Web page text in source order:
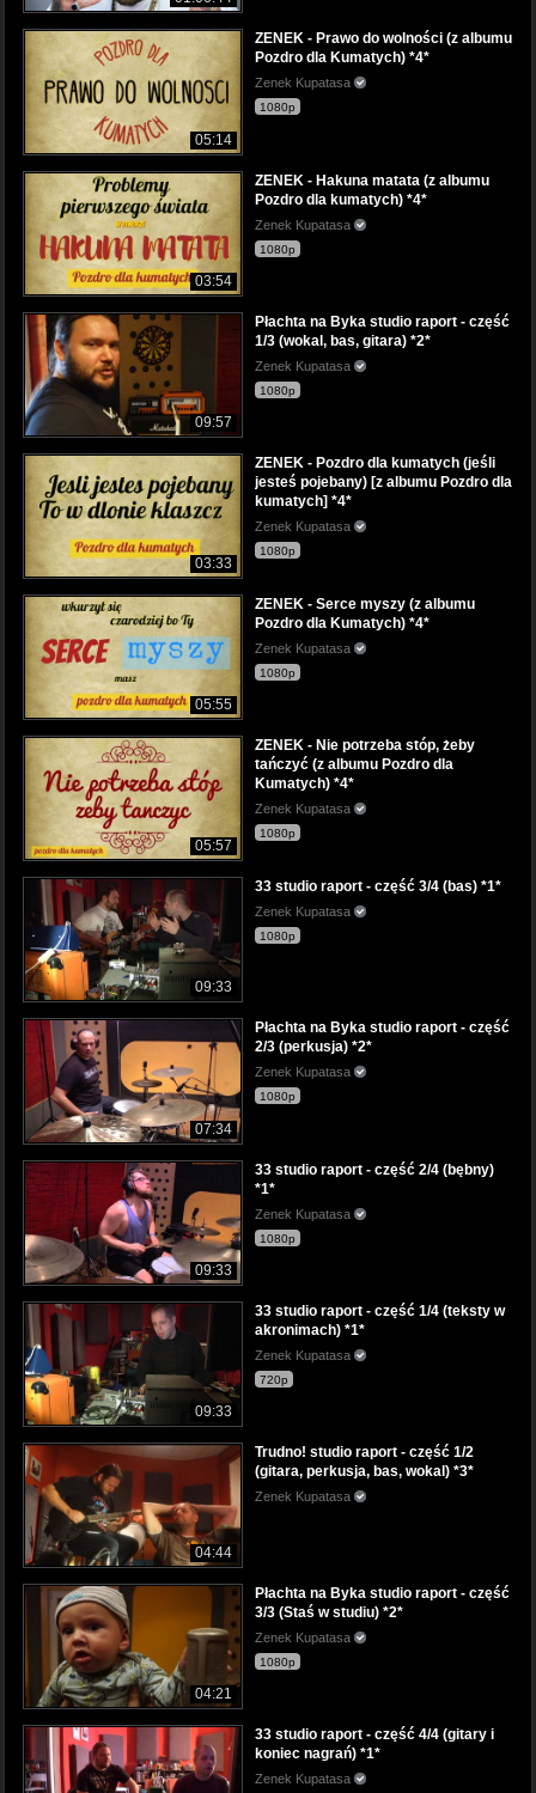
05:14
ZENEK - Prawo do wolności (z albumu
Pozdro dla Kumatych) *4*
Zenek Kupatasa
1080p
03:54
ZENEK - Hakuna matata (z albumu
Pozdro dla kumatych) *4*
Zenek Kupatasa
1080p
09:57
Płachta na Byka studio raport - część
1/3 (wokal, bas, gitara) *2*
Zenek Kupatasa
1080p
03:33
ZENEK - Pozdro dla kumatych (jeśli
jesteś pojebany) [z albumu Pozdro dla
kumatych] *4*
Zenek Kupatasa
1080p
05:55
ZENEK - Serce myszy (z albumu
Pozdro dla Kumatych) *4*
Zenek Kupatasa
1080p
05:57
ZENEK - Nie potrzeba stóp, żeby
tańczyć (z albumu Pozdro dla
Kumatych) *4*
Zenek Kupatasa
1080p
09:33
33 studio raport - część 3/4 (bas) *1*
Zenek Kupatasa
1080p
07:34
Płachta na Byka studio raport - część
2/3 (perkusja) *2*
Zenek Kupatasa
1080p
09:33
33 studio raport - część 2/4 (bębny)
*1*
Zenek Kupatasa
1080p
09:33
33 studio raport - część 1/4 (teksty w
akronimach) *1*
Zenek Kupatasa
720p
04:44
Trudno! studio raport - część 1/2
(gitara, perkusja, bas, wokal) *3*
Zenek Kupatasa
04:21
Płachta na Byka studio raport - część
3/3 (Staś w studiu) *2*
Zenek Kupatasa
1080p
33 studio raport - część 4/4 (gitary i
koniec nagrań) *1*
Zenek Kupatasa